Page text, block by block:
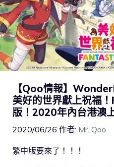
【Qoo情報】
美好的世界獻上祝福
版！2020年內台港澳
2020/06/26 作者: Mr. Qoo
繁中版要來了！！！